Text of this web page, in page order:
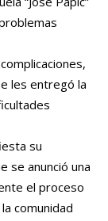
les entregó la
su
se anunció una
el proceso
comunidad